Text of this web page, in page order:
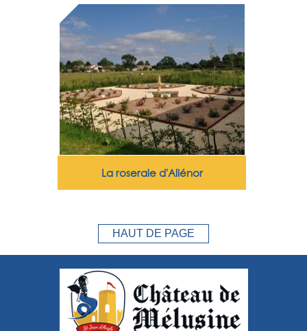
La roseraie d'Aliénor
HAUT DE PAGE